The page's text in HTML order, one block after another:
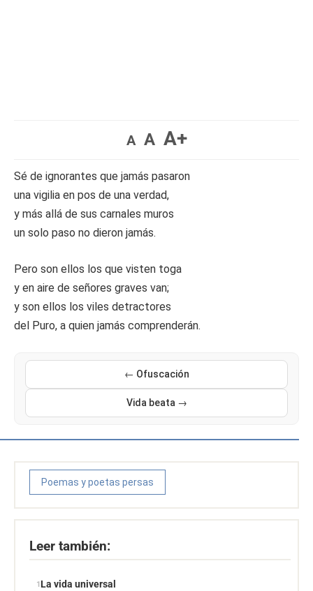
A A A+
Sé de ignorantes que jamás pasaron
una vigilia en pos de una verdad,
y más allá de sus carnales muros
un solo paso no dieron jamás.
Pero son ellos los que visten toga
y en aire de señores graves van;
y son ellos los viles detractores
del Puro, a quien jamás comprenderán.
← Ofuscación
Vida beata →
Poemas y poetas persas
Leer también:
La vida universal